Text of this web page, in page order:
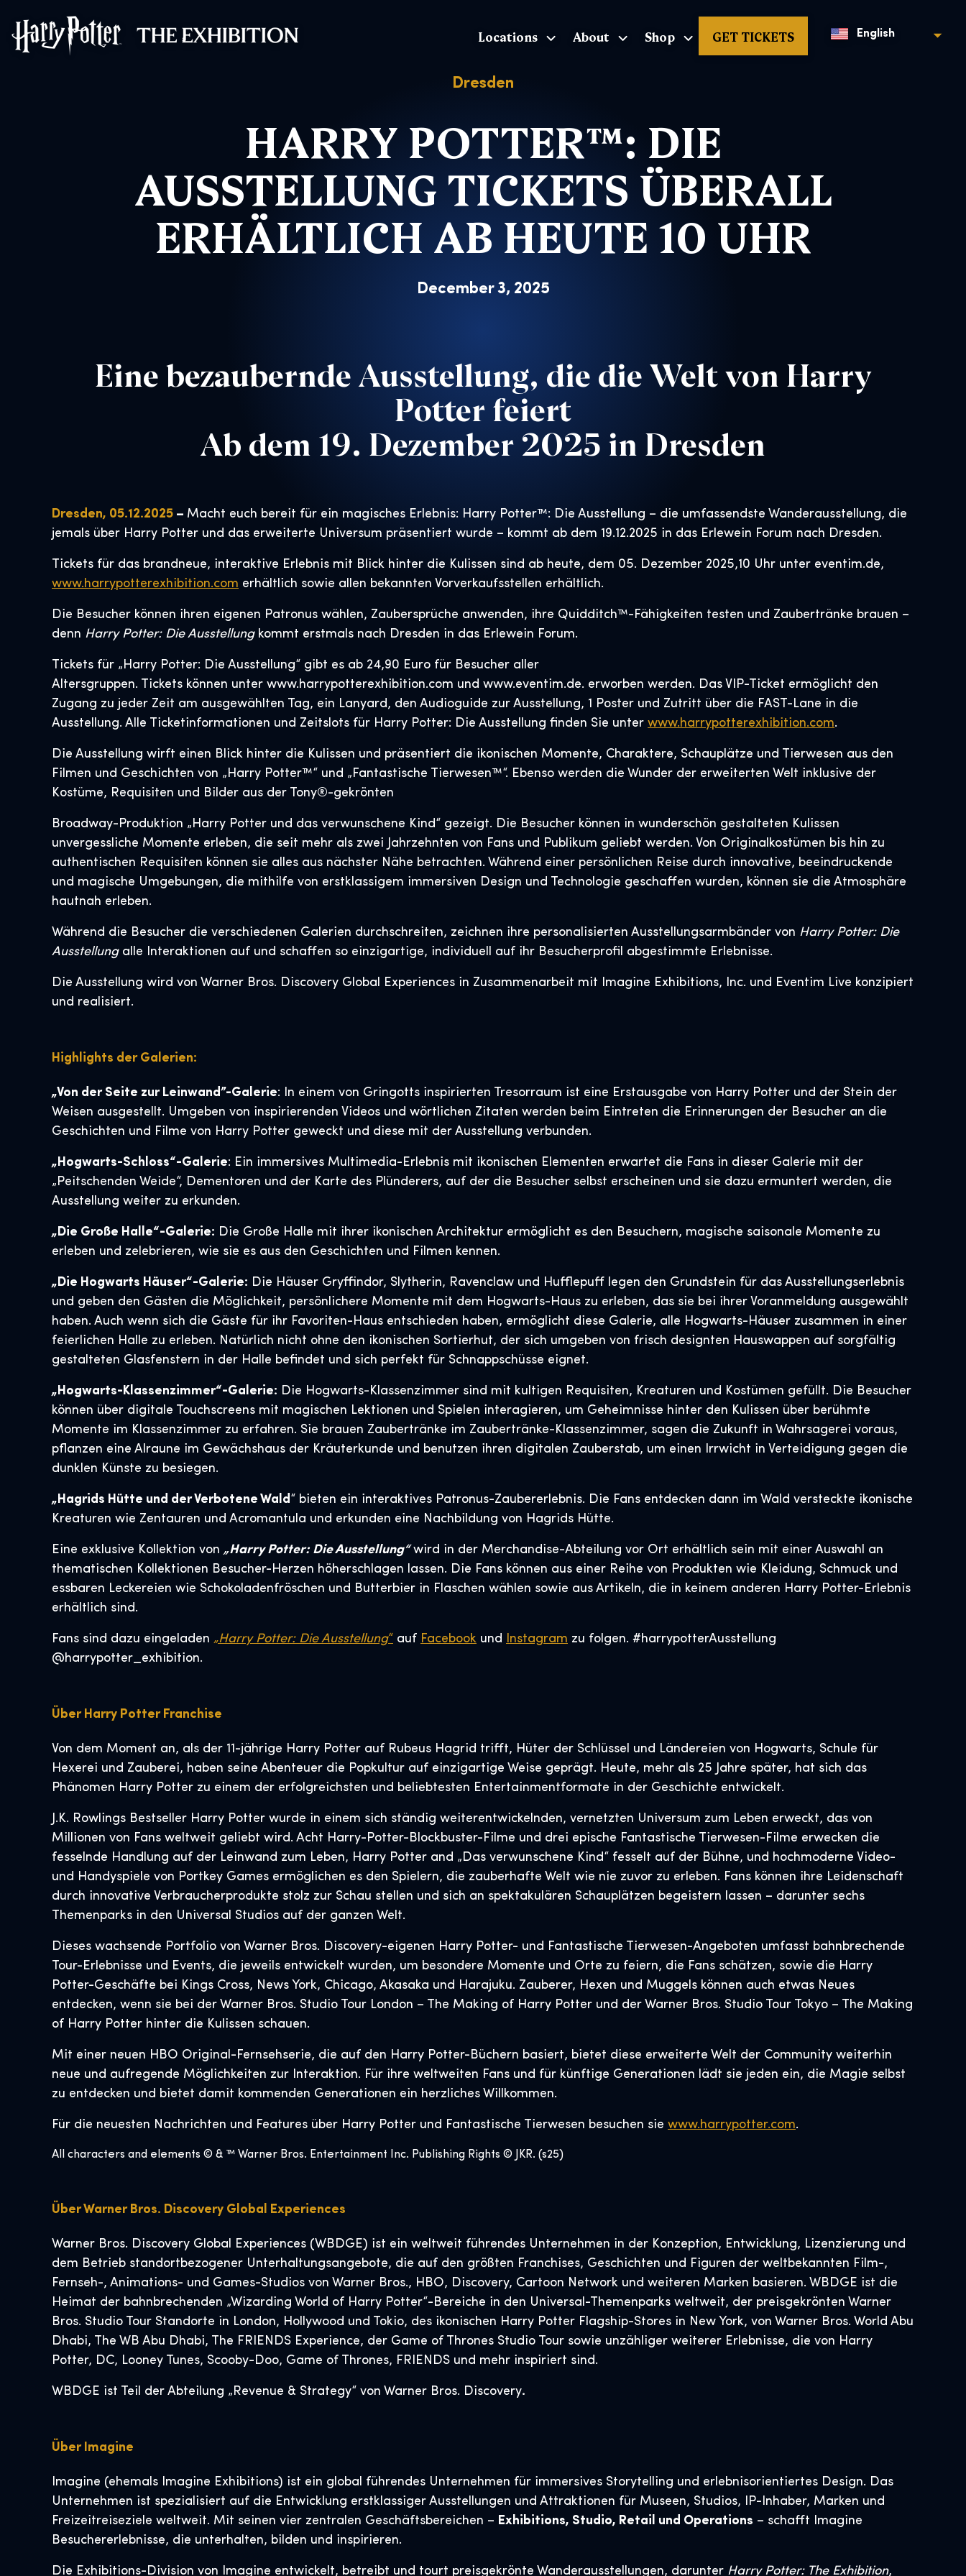
Locations About Shop GET TICKETS English
Dresden
HARRY POTTER™: DIE
AUSSTELLUNG TICKETS ÜBERALL
ERHÄLTLICH AB HEUTE 10 UHR
December 3, 2025
Eine bezaubernde Ausstellung, die die Welt von Harry
Potter feiert
Ab dem 19. Dezember 2025 in Dresden
Dresden, 05.12.2025 – Macht euch bereit für ein magisches Erlebnis: Harry Potter™: Die Ausstellung – die umfassendste Wanderausstellung, die
jemals über Harry Potter und das erweiterte Universum präsentiert wurde – kommt ab dem 19.12.2025 in das Erlewein Forum nach Dresden.
Tickets für das brandneue, interaktive Erlebnis mit Blick hinter die Kulissen sind ab heute, dem 05. Dezember 2025,10 Uhr unter eventim.de,
www.harrypotterexhibition.com erhältlich sowie allen bekannten Vorverkaufsstellen erhältlich.
Die Besucher können ihren eigenen Patronus wählen, Zaubersprüche anwenden, ihre Quidditch™-Fähigkeiten testen und Zaubertränke brauen –
denn Harry Potter: Die Ausstellungkommt erstmals nach Dresden in das Erlewein Forum.
Tickets für „Harry Potter: Die Ausstellung“ gibt es ab 24,90 Euro für Besucher aller
Altersgruppen. Tickets können unter www.harrypotterexhibition.com und www.eventim.de. erworben werden. Das VIP-Ticket ermöglicht den
Zugang zu jeder Zeit am ausgewählten Tag, ein Lanyard, den Audioguide zur Ausstellung, 1 Poster und Zutritt über die FAST-Lane in die
Ausstellung. Alle Ticketinformationen und Zeitslots für Harry Potter: Die Ausstellung finden Sie unter www.harrypotterexhibition.com.
Die Ausstellung wirft einen Blick hinter die Kulissen und präsentiert die ikonischen Momente, Charaktere, Schauplätze und Tierwesen aus den
Filmen und Geschichten von „Harry Potter™“ und „Fantastische Tierwesen™“. Ebenso werden die Wunder der erweiterten Welt inklusive der
Kostüme, Requisiten und Bilder aus der Tony®-gekrönten
Broadway-Produktion „Harry Potter und das verwunschene Kind“ gezeigt. Die Besucher können in wunderschön gestalteten Kulissen
unvergessliche Momente erleben, die seit mehr als zwei Jahrzehnten von Fans und Publikum geliebt werden. Von Originalkostümen bis hin zu
authentischen Requisiten können sie alles aus nächster Nähe betrachten. Während einer persönlichen Reise durch innovative, beeindruckende
und magische Umgebungen, die mithilfe von erstklassigem immersiven Design und Technologie geschaffen wurden, können sie die Atmosphäre
hautnah erleben.
Während die Besucher die verschiedenen Galerien durchschreiten, zeichnen ihre personalisierten Ausstellungsarmbänder von Harry Potter: Die
Ausstellungalle Interaktionen auf und schaffen so einzigartige, individuell auf ihr Besucherprofil abgestimmte Erlebnisse.
Die Ausstellung wird von Warner Bros. Discovery Global Experiences in Zusammenarbeit mit Imagine Exhibitions, Inc. und Eventim Live konzipiert
und realisiert.
Highlights der Galerien:
„Von der Seite zur Leinwand”-Galerie: In einem von Gringotts inspirierten Tresorraum ist eine Erstausgabe von Harry Potter und der Stein der
Weisen ausgestellt. Umgeben von inspirierenden Videos und wörtlichen Zitaten werden beim Eintreten die Erinnerungen der Besucher an die
Geschichten und Filme von Harry Potter geweckt und diese mit der Ausstellung verbunden.
„Hogwarts-Schloss“-Galerie: Ein immersives Multimedia-Erlebnis mit ikonischen Elementen erwartet die Fans in dieser Galerie mit der
„Peitschenden Weide“, Dementoren und der Karte des Plünderers, auf der die Besucher selbst erscheinen und sie dazu ermuntert werden, die
Ausstellung weiter zu erkunden.
„Die Große Halle“-Galerie: Die Große Halle mit ihrer ikonischen Architektur ermöglicht es den Besuchern, magische saisonale Momente zu
erleben und zelebrieren, wie sie es aus den Geschichten und Filmen kennen.
„Die Hogwarts Häuser“-Galerie: Die Häuser Gryffindor, Slytherin, Ravenclaw und Hufflepuff legen den Grundstein für das Ausstellungserlebnis
und geben den Gästen die Möglichkeit, persönlichere Momente mit dem Hogwarts-Haus zu erleben, das sie bei ihrer Voranmeldung ausgewählt
haben. Auch wenn sich die Gäste für ihr Favoriten-Haus entschieden haben, ermöglicht diese Galerie, alle Hogwarts-Häuser zusammen in einer
feierlichen Halle zu erleben. Natürlich nicht ohne den ikonischen Sortierhut, der sich umgeben von frisch designten Hauswappen auf sorgfältig
gestalteten Glasfenstern in der Halle befindet und sich perfekt für Schnappschüsse eignet.
„Hogwarts-Klassenzimmer“-Galerie: Die Hogwarts-Klassenzimmer sind mit kultigen Requisiten, Kreaturen und Kostümen gefüllt. Die Besucher
können über digitale Touchscreens mit magischen Lektionen und Spielen interagieren, um Geheimnisse hinter den Kulissen über berühmte
Momente im Klassenzimmer zu erfahren. Sie brauen Zaubertränke im Zaubertränke-Klassenzimmer, sagen die Zukunft in Wahrsagerei voraus,
pflanzen eine Alraune im Gewächshaus der Kräuterkunde und benutzen ihren digitalen Zauberstab, um einen Irrwicht in Verteidigung gegen die
dunklen Künste zu besiegen.
„Hagrids Hütte und der Verbotene Wald“ bieten ein interaktives Patronus-Zaubererlebnis. Die Fans entdecken dann im Wald versteckte ikonische
Kreaturen wie Zentauren und Acromantula und erkunden eine Nachbildung von Hagrids Hütte.
Eine exklusive Kollektion von „Harry Potter: Die Ausstellung“wird in der Merchandise-Abteilung vor Ort erhältlich sein mit einer Auswahl an
thematischen Kollektionen Besucher-Herzen höherschlagen lassen. Die Fans können aus einer Reihe von Produkten wie Kleidung, Schmuck und
essbaren Leckereien wie Schokoladenfröschen und Butterbier in Flaschen wählen sowie aus Artikeln, die in keinem anderen Harry Potter-Erlebnis
erhältlich sind.
Fans sind dazu eingeladen „Harry Potter: Die Ausstellung“ auf Facebook und Instagram zu folgen. #harrypotterAusstellung
@harrypotter_exhibition.
Über Harry Potter Franchise
Von dem Moment an, als der 11-jährige Harry Potter auf Rubeus Hagrid trifft, Hüter der Schlüssel und Ländereien von Hogwarts, Schule für
Hexerei und Zauberei, haben seine Abenteuer die Popkultur auf einzigartige Weise geprägt. Heute, mehr als 25 Jahre später, hat sich das
Phänomen Harry Potter zu einem der erfolgreichsten und beliebtesten Entertainmentformate in der Geschichte entwickelt.
J.K. Rowlings Bestseller Harry Potter wurde in einem sich ständig weiterentwickelnden, vernetzten Universum zum Leben erweckt, das von
Millionen von Fans weltweit geliebt wird. Acht Harry-Potter-Blockbuster-Filme und drei epische Fantastische Tierwesen-Filme erwecken die
fesselnde Handlung auf der Leinwand zum Leben, Harry Potter and „Das verwunschene Kind“ fesselt auf der Bühne, und hochmoderne Video-
und Handyspiele von Portkey Games ermöglichen es den Spielern, die zauberhafte Welt wie nie zuvor zu erleben. Fans können ihre Leidenschaft
durch innovative Verbraucherprodukte stolz zur Schau stellen und sich an spektakulären Schauplätzen begeistern lassen – darunter sechs
Themenparks in den Universal Studios auf der ganzen Welt.
Dieses wachsende Portfolio von Warner Bros. Discovery-eigenen Harry Potter- und Fantastische Tierwesen-Angeboten umfasst bahnbrechende
Tour-Erlebnisse und Events, die jeweils entwickelt wurden, um besondere Momente und Orte zu feiern, die Fans schätzen, sowie die Harry
Potter-Geschäfte bei Kings Cross, News York, Chicago, Akasaka und Harajuku. Zauberer, Hexen und Muggels können auch etwas Neues
entdecken, wenn sie bei der Warner Bros. Studio Tour London – The Making of Harry Potter und der Warner Bros. Studio Tour Tokyo – The Making
of Harry Potter hinter die Kulissen schauen.
Mit einer neuen HBO Original-Fernsehserie, die auf den Harry Potter-Büchern basiert, bietet diese erweiterte Welt der Community weiterhin
neue und aufregende Möglichkeiten zur Interaktion. Für ihre weltweiten Fans und für künftige Generationen lädt sie jeden ein, die Magie selbst
zu entdecken und bietet damit kommenden Generationen ein herzliches Willkommen.
Für die neuesten Nachrichten und Features über Harry Potter und Fantastische Tierwesen besuchen sie www.harrypotter.com.
All characters and elements © & ™ Warner Bros. Entertainment Inc. Publishing Rights © JKR. (s25)
Über Warner Bros. Discovery Global Experiences
Warner Bros. Discovery Global Experiences (WBDGE) ist ein weltweit führendes Unternehmen in der Konzeption, Entwicklung, Lizenzierung und
dem Betrieb standortbezogener Unterhaltungsangebote, die auf den größten Franchises, Geschichten und Figuren der weltbekannten Film-,
Fernseh-, Animations- und Games-Studios von Warner Bros., HBO, Discovery, Cartoon Network und weiteren Marken basieren. WBDGE ist die
Heimat der bahnbrechenden „Wizarding World of Harry Potter“-Bereiche in den Universal-Themenparks weltweit, der preisgekrönten Warner
Bros. Studio Tour Standorte in London, Hollywood und Tokio, des ikonischen Harry Potter Flagship-Stores in New York, von Warner Bros. World Abu
Dhabi, The WB Abu Dhabi, The FRIENDS Experience, der Game of Thrones Studio Tour sowie unzähliger weiterer Erlebnisse, die von Harry
Potter, DC, Looney Tunes, Scooby-Doo, Game of Thrones, FRIENDS und mehr inspiriert sind.
WBDGE ist Teil der Abteilung „Revenue & Strategy“ von Warner Bros. Discovery.
Über Imagine
Imagine (ehemals Imagine Exhibitions) ist ein global führendes Unternehmen für immersives Storytelling und erlebnisorientiertes Design. Das
Unternehmen ist spezialisiert auf die Entwicklung erstklassiger Ausstellungen und Attraktionen für Museen, Studios, IP-Inhaber, Marken und
Freizeitreiseziele weltweit. Mit seinen vier zentralen Geschäftsbereichen – Exhibitions, Studio, Retail und Operations – schafft Imagine
Besuchererlebnisse, die unterhalten, bilden und inspirieren.
Die Exhibitions-Division von Imagine entwickelt, betreibt und tourt preisgekrönte Wanderausstellungen, darunter Harry Potter: The Exhibition,